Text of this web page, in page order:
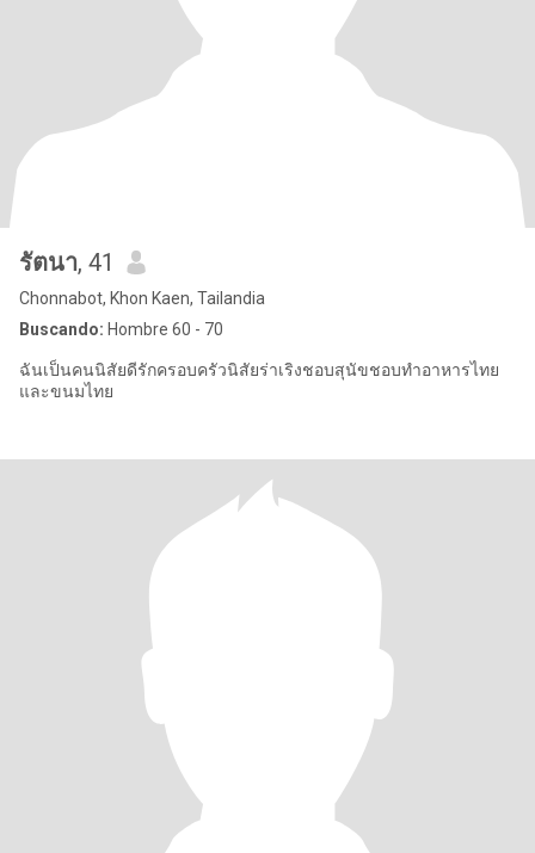
รัตนา, 41
Chonnabot, Khon Kaen, Tailandia
Buscando: Hombre 60 - 70
ฉันเป็นคนนิสัยดีรักครอบครัวนิสัยร่าเริงชอบสุนัขชอบทำอาหารไทย
และขนมไทย